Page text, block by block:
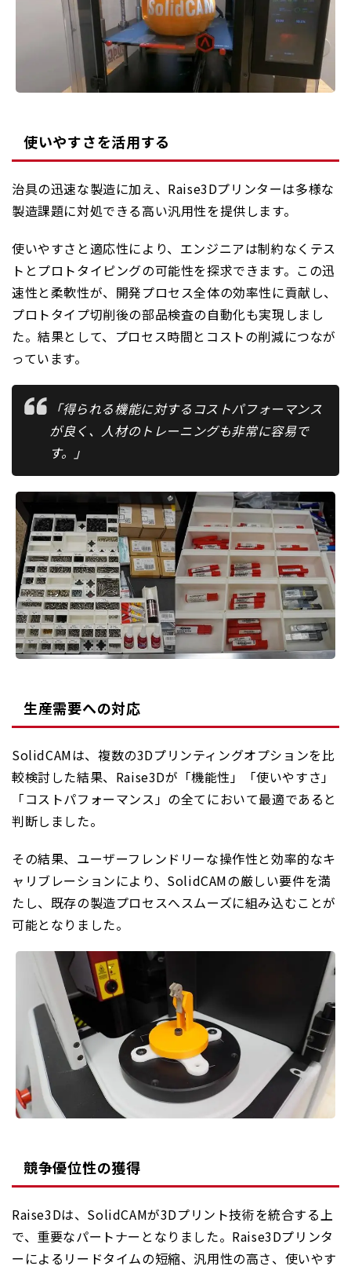
使いやすさを活用する
治具の迅速な製造に加え、Raise3Dプリンターは多様な
製造課題に対処できる高い汎用性を提供します。
使いやすさと適応性により、エンジニアは制約なくテス
トとプロトタイピングの可能性を探求できます。この迅
速性と柔軟性が、開発プロセス全体の効率性に貢献し、
プロトタイプ切削後の部品検査の自動化も実現しまし
た。結果として、プロセス時間とコストの削減につなが
っています。
「得られる機能に対するコストパフォーマンス
が良く、人材のトレーニングも非常に容易で
す。」
生産需要への対応
SolidCAMは、複数の3Dプリンティングオプションを比
較検討した結果、Raise3Dが「機能性」「使いやすさ」
「コストパフォーマンス」の全てにおいて最適であると
判断しました。
その結果、ユーザーフレンドリーな操作性と効率的なキ
ャリブレーションにより、SolidCAMの厳しい要件を満
たし、既存の製造プロセスへスムーズに組み込むことが
可能となりました。
競争優位性の獲得
Raise3Dは、SolidCAMが3Dプリント技術を統合する上
で、重要なパートナーとなりました。Raise3Dプリンタ
ーによるリードタイムの短縮、汎用性の高さ、使いやす